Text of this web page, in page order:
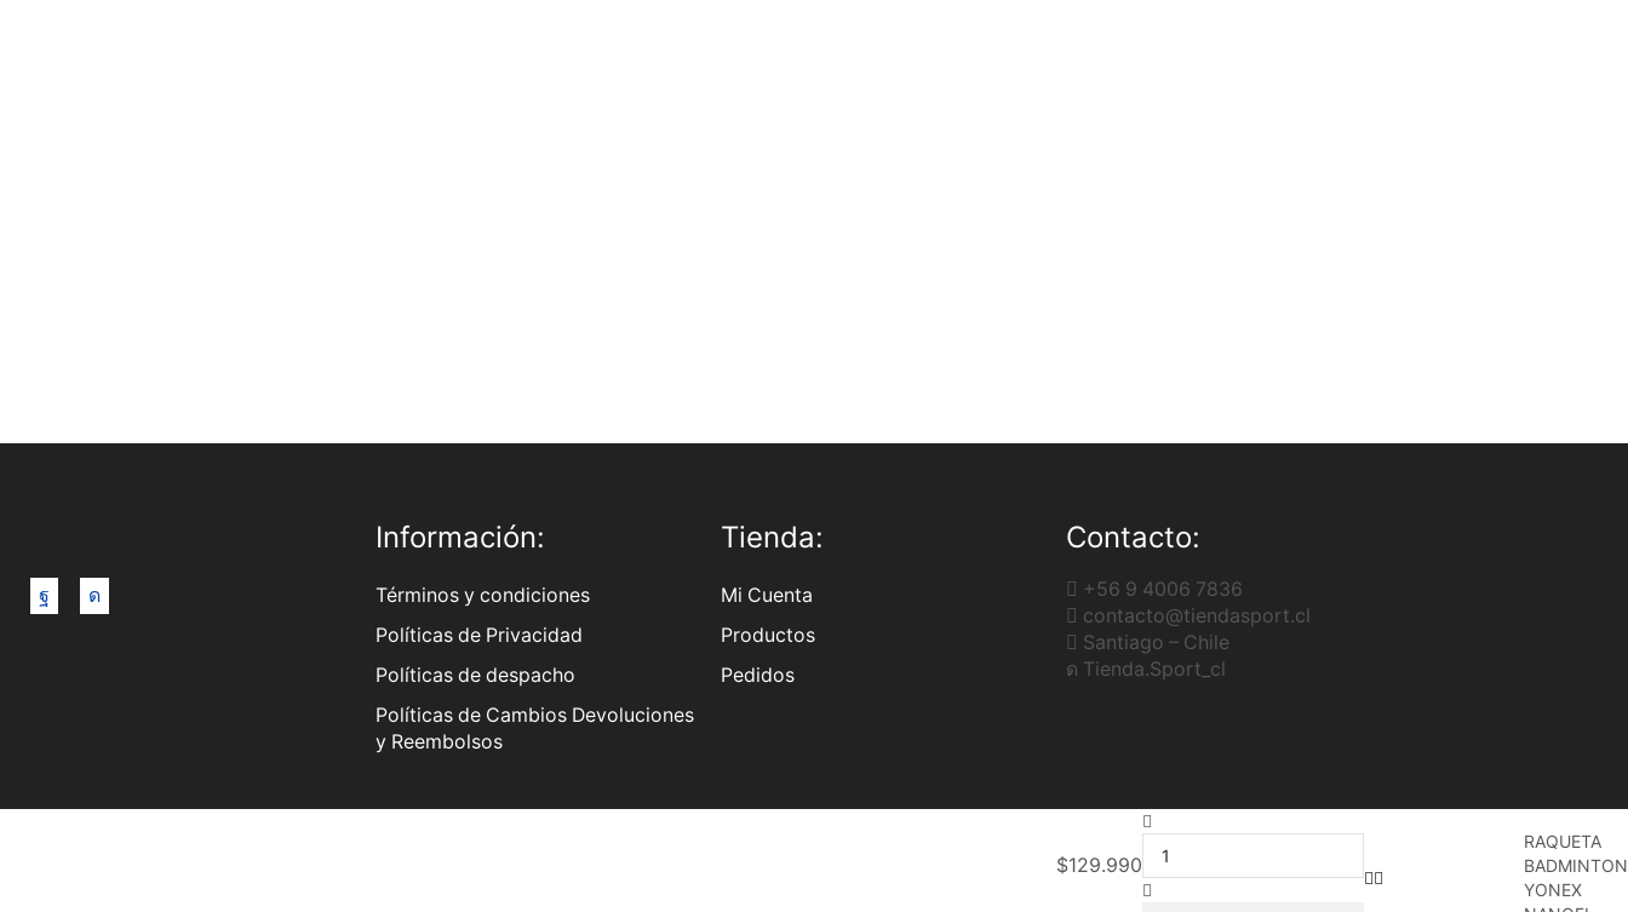
Información:
Términos y condiciones
Políticas de Privacidad
Políticas de despacho
Políticas de Cambios Devoluciones
y Reembolsos
Tienda:
Mi Cuenta
Productos
Pedidos
Contacto:
+56 9 4006 7836
contacto@tiendasport.cl
Santiago – Chile
Tienda.Sport_cl
RAQUETA
BADMINTON
YONEX
$129.990